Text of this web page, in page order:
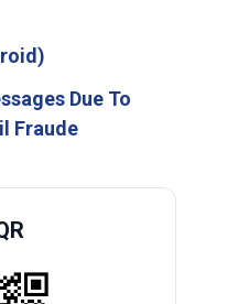
Due To
Fraude